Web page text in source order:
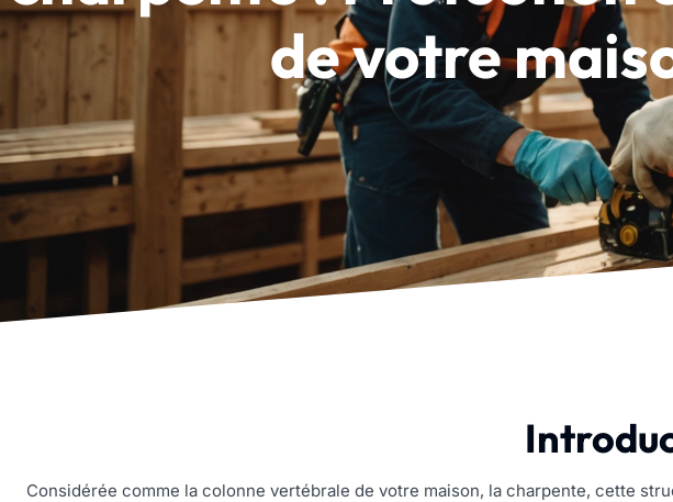
de votre
Considérée comme la colonne vertébrale de votre maison, la charpente, cette